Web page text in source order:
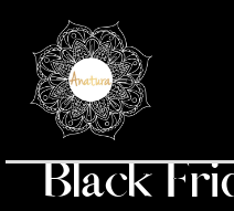
Black